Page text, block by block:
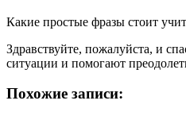
Какие простые фразы стоит
Здравствуйте, пожалуйста, и
ситуации и помогают
Похожие записи: